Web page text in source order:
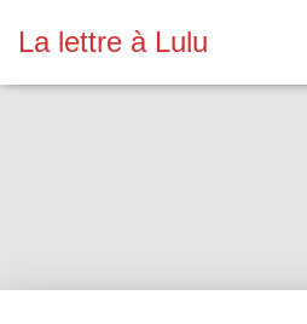
La lettre à Lulu